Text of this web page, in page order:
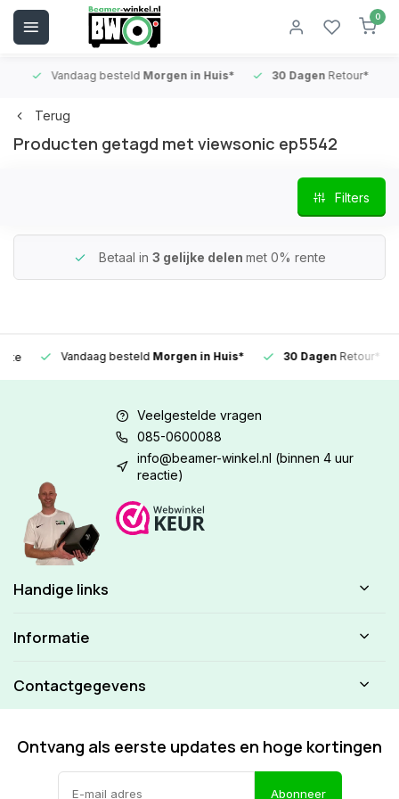
0
Vandaag besteldMorgen in Huis* 30 DagenRetour*
Terug
Producten getagd met viewsonic ep5542
Filters
Betaal in 3 gelijke delen met 0% rente
Vandaag besteldMorgen in Huis* 30 DagenRetour*
Veelgestelde vragen
085-0600088
info@beamer-winkel.nl (binnen 4 uur
reactie)
Handige links
Informatie
Contactgegevens
Ontvang als eerste updates en hoge kortingen
Abonneer